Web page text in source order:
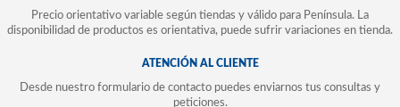
Precio orientativo variable según tiendas y válido para Península. La
disponibilidad de productos es orientativa, puede sufrir variaciones en tienda.
ATENCIÓN AL CLIENTE
Desde nuestro formulario de contacto puedes enviarnos tus consultas y
peticiones.